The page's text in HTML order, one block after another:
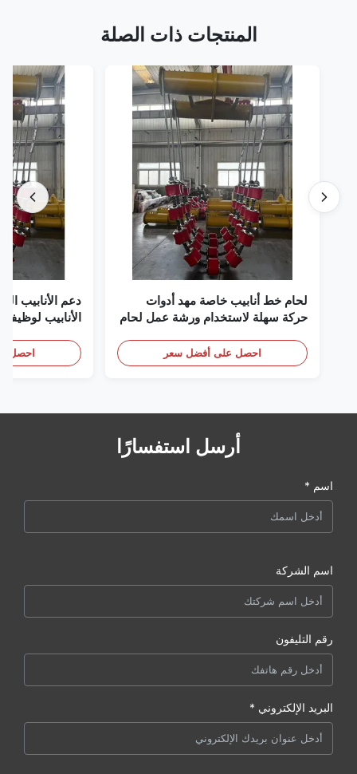
المنتجات ذات الصلة
لحام خط أنابيب خاصة مهد أدوات
حركة سهلة لاستخدام ورشة عمل لحام
احصل على أفضل سعر
دعم الأنابيب
الأنابيب لوظيفة
احصل
أرسل استفسارًا
اسم *
اسم الشركة
رقم التليفون
البريد الإلكتروني *